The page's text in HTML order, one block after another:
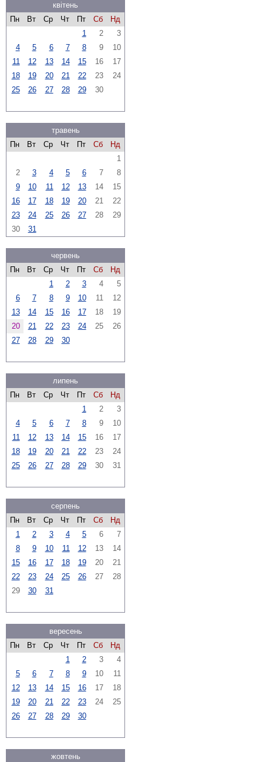
квітень
Пн
Вт Ср Чт Пт Сб
Нд
1
2
3
4
5 6 7 8 9
10
11
12 13 14 15 16
17
18
19 20 21 22 23
24
25
26 27 28 29 30
травень
Пн
Вт Ср Чт Пт Сб
Нд
1
2
3 4 5 6 7
8
9
10 11 12 13 14
15
16
17 18 19 20 21
22
23
24 25 26 27 28
29
30
31
червень
Пн
Вт Ср Чт Пт Сб
Нд
1
2 3 4
5
6
7 8 9 10 11
12
13
14 15 16 17 18
19
20
21 22 23 24 25
26
27
28 29 30
липень
Пн
Вт Ср Чт Пт Сб
Нд
1
2
3
4
5 6 7 8 9
10
11
12 13 14 15 16
17
18
19 20 21 22 23
24
25
26 27 28 29 30 31
серпень
Пн
Вт Ср Чт Пт Сб
Нд
1
2 3 4 5 6
7
8
9 10 11 12 13
14
15
16 17 18 19 20
21
22
23 24 25 26 27
28
29
30 31
вересень
Пн
Вт Ср Чт Пт Сб
Нд
1
2 3
4
5
6 7 8 9 10
11
12
13 14 15 16 17
18
19
20 21 22 23 24
25
26
27 28 29 30
жовтень